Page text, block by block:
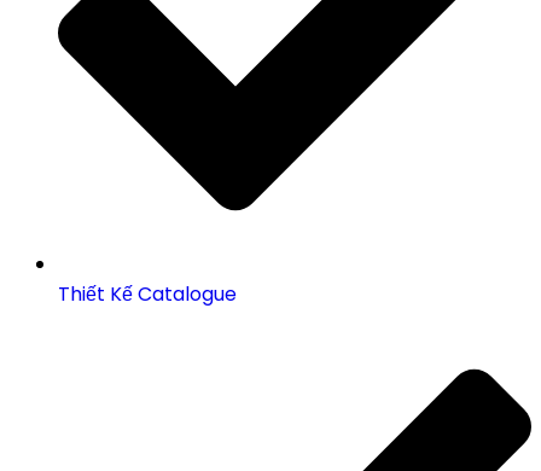
Thiết Kế Catalogue